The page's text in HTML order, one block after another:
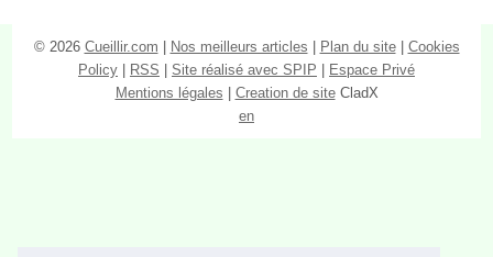
© 2026 Cueillir.com Nos meilleurs articles Plan du site| Cookies
Policy
RSS Site réalisé avec SPIP
Espace Privé
Mentions légales
Creation de siteCladX
en